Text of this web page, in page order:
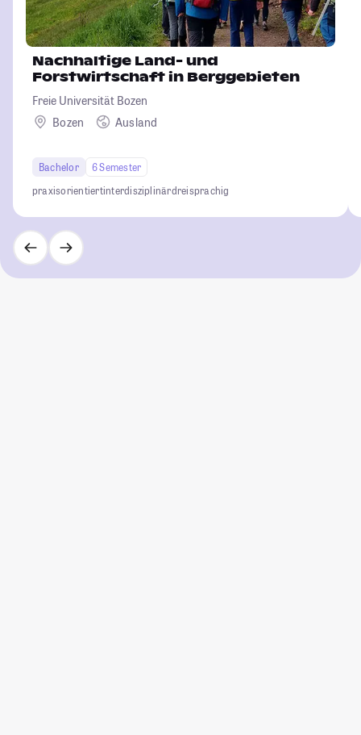
Nachhaltige Land- und
Forstwirtschaft in Berggebieten
Freie Universität Bozen
Bozen
Ausland
Bachelor
6 Semester
praxisorientiertinterdisziplinärdreisprachig